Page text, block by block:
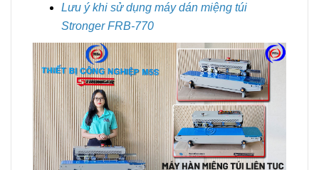
Lưu ý khi sử dụng máy dán miệng túi
Stronger FRB-770